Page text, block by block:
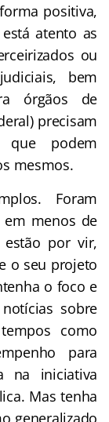
positiva,
atento as
ou
bem
órgãos de
precisam
que podem
mesmos.
Foram
em menos de
por vir,
o seu projeto
o foco e
sobre
como
para
na iniciativa
Mas tenha
generalizado